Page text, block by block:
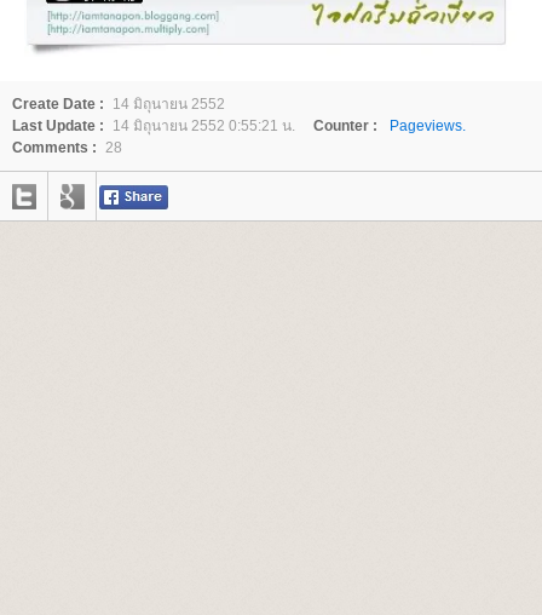
Create Date :
14 มิถุนายน 2552
Last Update :
14 มิถุนายน 2552 0:55:21 น. Counter :
Pageviews.
Comments : 28